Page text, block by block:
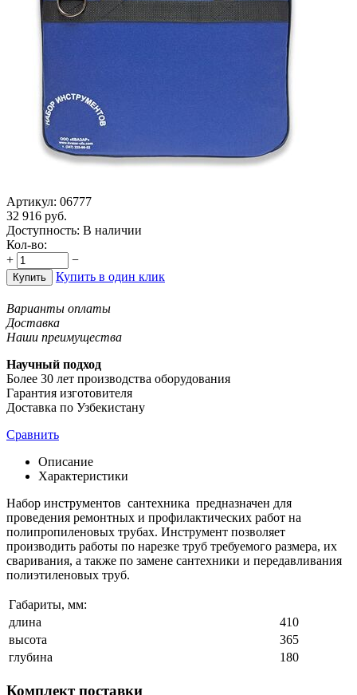
Артикул: 06777
32 916 руб.
Доступность: В наличии
Кол-во:
+
−
Купить Купить в один клик
Варианты оплаты
Доставка
Наши преимущества
Научный подход
Более 30 лет производства оборудования
Гарантия изготовителя
Доставка по Узбекистану
Сравнить
Описание
Характеристики
Набор инструментов сантехника предназначен для
проведения ремонтных и профилактических работ на
полипропиленовых трубах. Инструмент позволяет
производить работы по нарезке труб требуемого размера, их
сваривания, а также по замене сантехники и передавливания
полиэтиленовых труб.
Габариты, мм:
длина
410
высота
365
глубина
180
Комплект поставки